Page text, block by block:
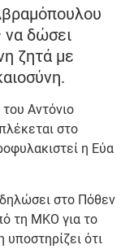
να δώσει
ζητά με
Αντόνιο
στο
η Εύα
στο Πόθεν
τη ΜΚΟ για το
ότι